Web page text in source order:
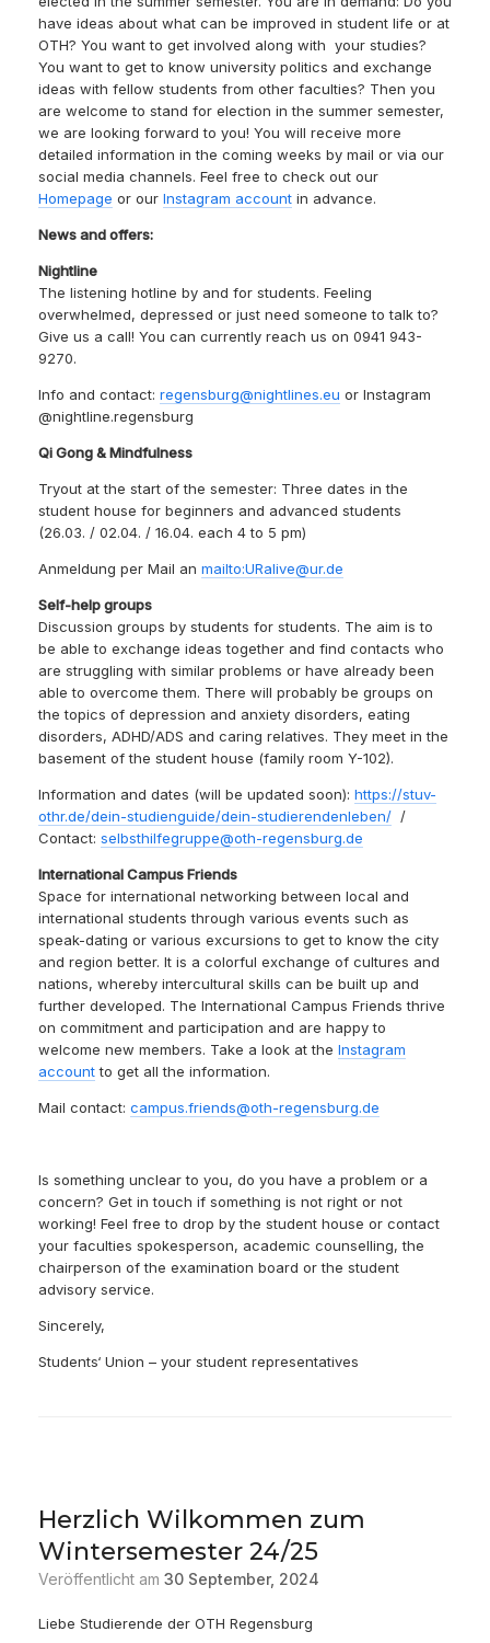
have ideas about what can be improved in student life or at
OTH? You want to get involved along with your studies?
You want to get to know university politics and exchange
ideas with fellow students from other faculties? Then you
are welcome to stand for election in the summer semester,
we are looking forward to you! You will receive more
detailed information in the coming weeks by mail or via our
social media channels. Feel free to check out our
Homepage or our Instagram account in advance.
News and offers:
Nightline
The listening hotline by and for students. Feeling
overwhelmed, depressed or just need someone to talk to?
Give us a call! You can currently reach us on 0941 943-
9270.
Info and contact: regensburg@nightlines.eu or Instagram
@nightline.regensburg
Qi Gong & Mindfulness
Tryout at the start of the semester: Three dates in the
student house for beginners and advanced students
(26.03. / 02.04. / 16.04. each 4 to 5 pm)
Anmeldung per Mail an mailto:URalive@ur.de
Self-help groups
Discussion groups by students for students. The aim is to
be able to exchange ideas together and find contacts who
are struggling with similar problems or have already been
able to overcome them. There will probably be groups on
the topics of depression and anxiety disorders, eating
disorders, ADHD/ADS and caring relatives. They meet in the
basement of the student house (family room Y-102).
Information and dates (will be updated soon): https://stuv-
othr.de/dein-studienguide/dein-studierendenleben/ /
Contact: selbsthilfegruppe@oth-regensburg.de
International Campus Friends
Space for international networking between local and
international students through various events such as
speak-dating or various excursions to get to know the city
and region better. It is a colorful exchange of cultures and
nations, whereby intercultural skills can be built up and
further developed. The International Campus Friends thrive
on commitment and participation and are happy to
welcome new members. Take a look at the Instagram
accountto get all the information.
Mail contact: campus.friends@oth-regensburg.de
Is something unclear to you, do you have a problem or a
concern? Get in touch if something is not right or not
working! Feel free to drop by the student house or contact
your faculties spokesperson, academic counselling, the
chairperson of the examination board or the student
advisory service.
Sincerely,
Students‘ Union – your student representatives
Herzlich Wilkommen zum
Wintersemester 24/25
Veröffentlicht am 30 September, 2024
Liebe Studierende der OTH Regensburg